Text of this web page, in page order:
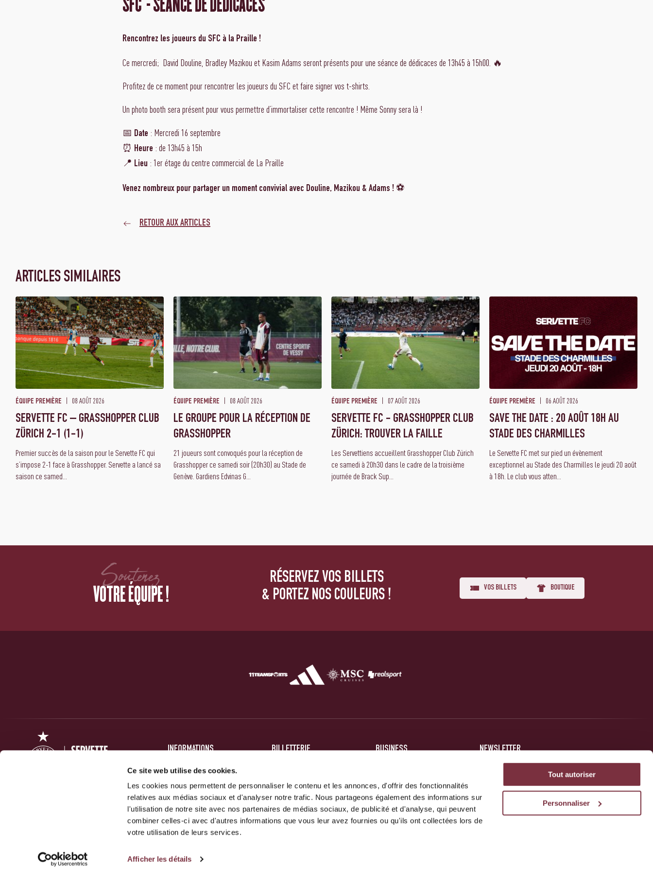
Ce site web utilise des cookies.
Les cookies nous permettent de personnaliser le contenu et les annonces, d'offrir des fonctionnalités
relatives aux médias sociaux et d'analyser notre trafic. Nous partageons également des informations sur
l'utilisation de notre site avec nos partenaires de médias sociaux, de publicité et d'analyse, qui peuvent
combiner celles-ci avec d'autres informations que vous leur avez fournies ou qu'ils ont collectées lors de
votre utilisation de leurs services.
Afficher les détails
Tout autoriser
Personnaliser
Rencontrez les joueurs du SFC à la Praille !
Ce mercredi; David Douline, Bradley Mazikou et Kasim Adams seront présents pour une séance de dédicaces de 13h45 à 15h00. 🔥
Profitez de ce moment pour rencontrer les joueurs du SFC et faire signer vos t-shirts.
Un photo booth sera présent pour vous permettre d’immortaliser cette rencontre ! Même Sonny sera là !
📅 Date : Mercredi 16 septembre
⏰ Heure : de 13h45 à 15h
📍 Lieu : 1er étage du centre commercial de La Praille
Venez nombreux pour partager un moment convivial avec Douline, Mazikou & Adams ! ⚽️
RETOUR AUX ARTICLES
ARTICLES SIMILAIRES
ÉQUIPE PREMIÈRE 08 AOÛT 2026
SERVETTE FC – GRASSHOPPER CLUB
ZÜRICH 2-1 (1-1)
Premier succès de la saison pour le Servette FC qui
s’impose 2-1 face à Grasshopper. Servette a lancé sa
saison ce samed...
ÉQUIPE PREMIÈRE 08 AOÛT 2026
LE GROUPE POUR LA RÉCEPTION DE
GRASSHOPPER
21 joueurs sont convoqués pour la réception de
Grasshopper ce samedi soir (20h30) au Stade de
Genève. Gardiens Edvinas G...
ÉQUIPE PREMIÈRE 07 AOÛT 2026
SERVETTE FC - GRASSHOPPER CLUB
ZÜRICH: TROUVER LA FAILLE
Les Servettiens accueillent Grasshopper Club Zürich
ce samedi à 20h30 dans le cadre de la troisième
journée de Brack Sup...
ÉQUIPE PREMIÈRE 06 AOÛT 2026
SAVE THE DATE : 20 AOÛT 18H AU
STADE DES CHARMILLES
Le Servette FC met sur pied un évènement
exceptionnel au Stade des Charmilles le jeudi 20 août
à 18h. Le club vous atten...
Soutenez
VOTRE ÉQUIPE !
RÉSERVEZ VOS BILLETS
& PORTEZ NOS COULEURS !
VOS BILLETS BOUTIQUE
NOUS CONTACTER
INFORMATIONS
PRESSE
FORUM
ACTUALITÉS
GALERIES
BILLETTERIE
ABONNEMENTS
BUSINESS
PARTENAIRES
NEWSLETTER
Inscrivez-vous et soyez au courant des dernières nouvelles
concernant votre club.